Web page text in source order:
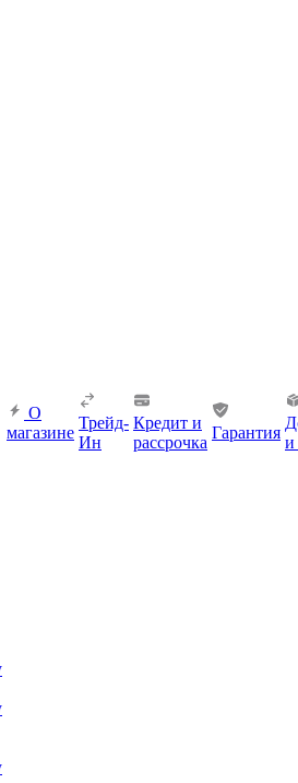
О
магазине
Трейд-
Ин
Кредит и
рассрочка
Гарантия
и